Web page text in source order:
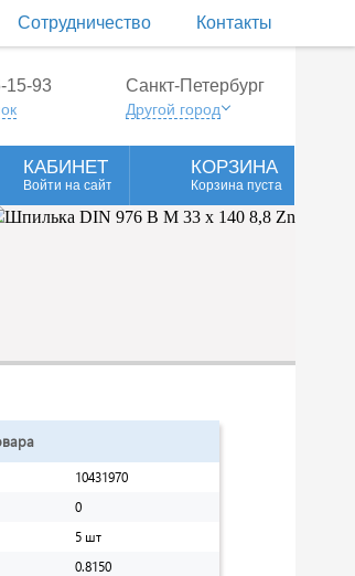
Сотрудничество Контакты
15-93 Санкт-Петербург
Другой город
КАБИНЕТ
Войти на сайт
КОРЗИНА
Корзина пуста
10431970
0
5 шт
0.8150